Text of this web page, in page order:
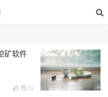
矿软件
赞(3)